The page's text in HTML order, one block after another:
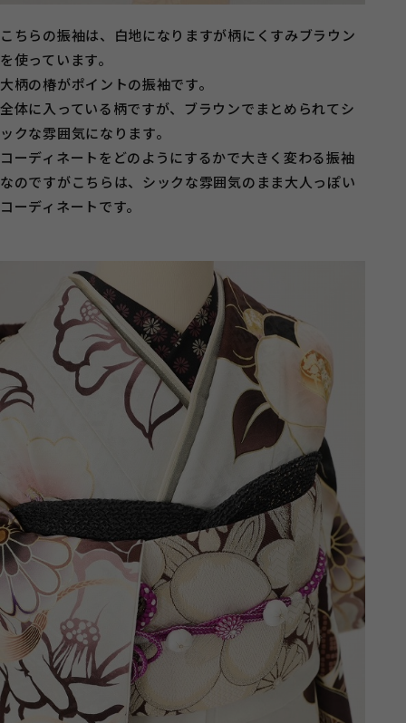
こちらの振袖は、白地になりますが柄にくすみブラウン
を使っています。
大柄の椿がポイントの振袖です。
全体に入っている柄ですが、ブラウンでまとめられてシ
ックな雰囲気になります。
コーディネートをどのようにするかで大きく変わる振袖
なのですがこちらは、シックな雰囲気のまま大人っぽい
コーディネートです。